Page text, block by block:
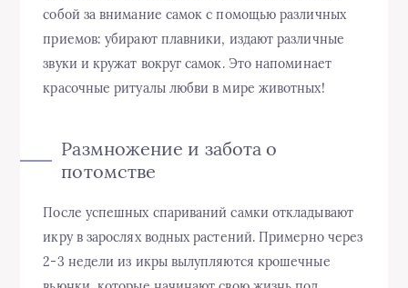
собой за внимание самок с помощью различных
приемов: убирают плавники, издают различные
звуки и кружат вокруг самок. Это напоминает
красочные ритуалы любви в мире животных!
Размножение и забота о
потомстве
После успешных спариваний самки откладывают
икру в зарослях водных растений. Примерно через
2-3 недели из икры вылупляются крошечные